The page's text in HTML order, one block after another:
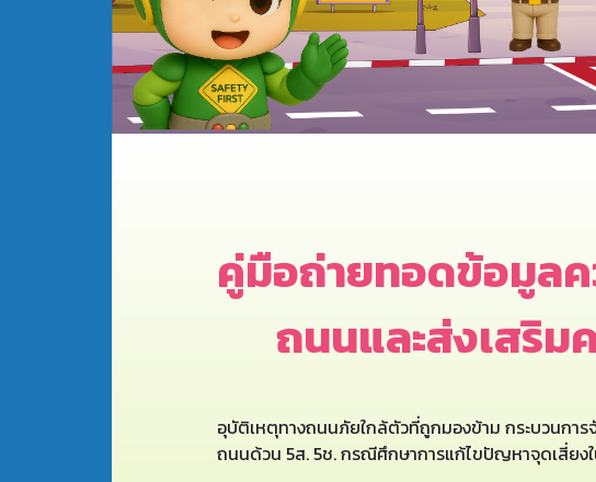
คู่มือถ่ายทอดข้อมูลค
ถนนและส่งเสริ
อุบัติเหตุทางถนนภัยใกล้ตัวที่ถูกมองข้าม กระบวนการ
ถนนด้วน 5ส. 5ช. กรณีศึกษาการแก้ไขปัญหาจุดเสี่ยง